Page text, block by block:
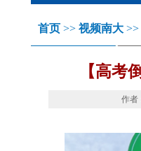
首页 >> 视频南大 >>
【高考
作者